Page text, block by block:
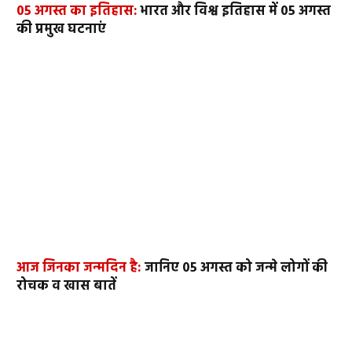
05 अगस्त का इतिहास:भारत और विश्व इतिहास में 05 अगस्त
की प्रमुख घटनाएं
आज जिनका जन्मदिन है:जानिए 05 अगस्त को जन्मे लोगों की
रोचक व खास बातें